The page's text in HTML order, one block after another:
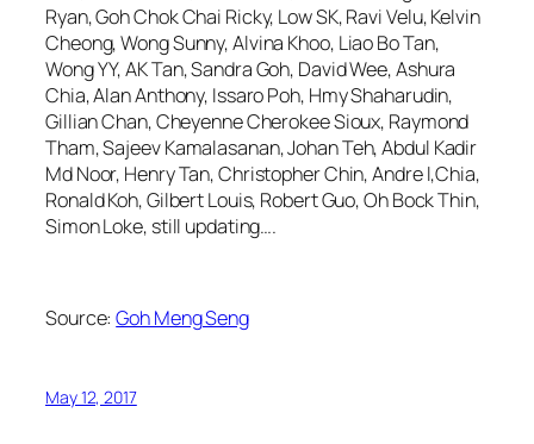
Ryan, Goh Chok Chai Ricky, Low SK, Ravi Velu, Kelvin
Cheong, Wong Sunny, Alvina Khoo, Liao Bo Tan,
Wong YY, AK Tan, Sandra Goh, David Wee, Ashura
Chia, Alan Anthony, Issaro Poh, Hmy Shaharudin,
Gillian Chan, Cheyenne Cherokee Sioux, Raymond
Tham, Sajeev Kamalasanan, Johan Teh, Abdul Kadir
Md Noor, Henry Tan, Christopher Chin, Andre l,Chia,
Ronald Koh, Gilbert Louis, Robert Guo, Oh Bock Thin,
Simon Loke, still updating….
Source:Goh Meng Seng
May 12, 2017